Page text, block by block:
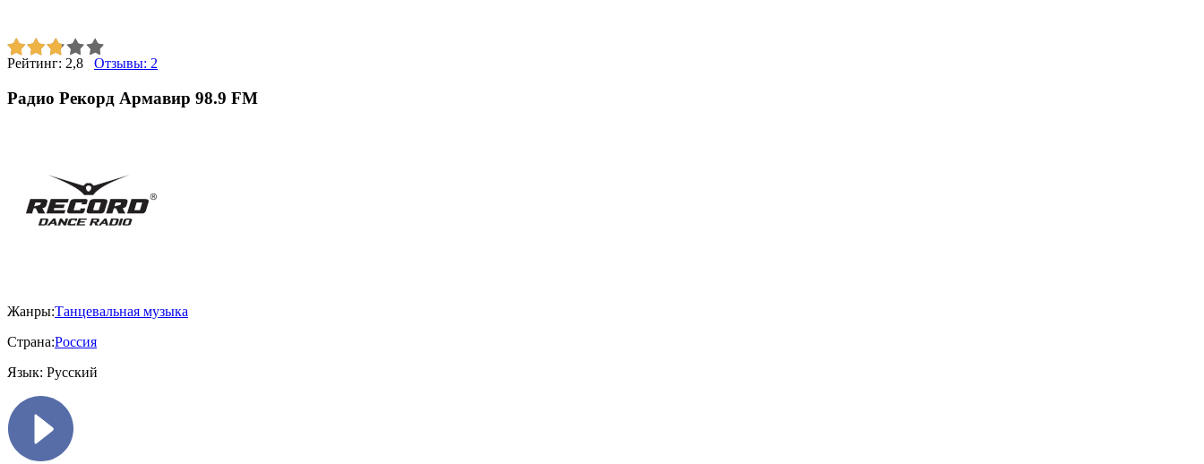
Рейтинг: 2,8 Отзывы: 2
Радио Рекорд Армавир 98.9 FM
Жанры:Танцевальная музыка
Страна:Россия
Язык: Русский